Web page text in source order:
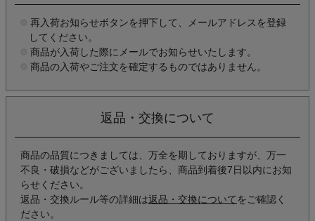
再入荷お知らせボタンを押下して、メールアドレスを登録
してください。
商品が入荷した際にメールでお知らせいたします。
商品の入荷やご注文を確定するものではありません。
返品・交換について
商品の品質につきましては、万全を期しておりますが、万一
不良・破損などがございましたら、商品到着後7日以内にお知
らせください。
返品・交換ルール等の詳細は返品・交換について をご確認く
ださい。